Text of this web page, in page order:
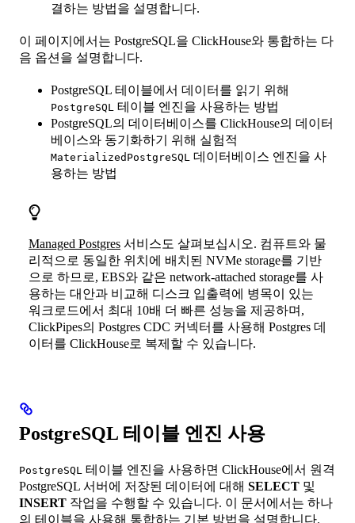
결하는 방법을 설명합니다.
이 페이지에서는 PostgreSQL을 ClickHouse와 통합하는 다
음 옵션을 설명합니다.
PostgreSQL 테이블에서 데이터를 읽기 위해
PostgreSQL 테이블 엔진을 사용하는 방법
PostgreSQL의 데이터베이스를 ClickHouse의 데이터
베이스와 동기화하기 위해 실험적
MaterializedPostgreSQL 데이터베이스 엔진을 사
용하는 방법
Managed Postgres 서비스도 살펴보십시오. 컴퓨트와 물
리적으로 동일한 위치에 배치된 NVMe storage를 기반
으로 하므로, EBS와 같은 network-attached storage를 사
용하는 대안과 비교해 디스크 입출력에 병목이 있는
워크로드에서 최대 10배 더 빠른 성능을 제공하며,
ClickPipes의 Postgres CDC 커넥터를 사용해 Postgres 데
이터를 ClickHouse로 복제할 수 있습니다.
PostgreSQL 테이블 엔진 사용
PostgreSQL 테이블 엔진을 사용하면 ClickHouse에서 원격
PostgreSQL 서버에 저장된 데이터에 대해 SELECT 및
INSERT 작업을 수행할 수 있습니다. 이 문서에서는 하나
의 테이블을 사용해 통합하는 기본 방법을 설명합니다.